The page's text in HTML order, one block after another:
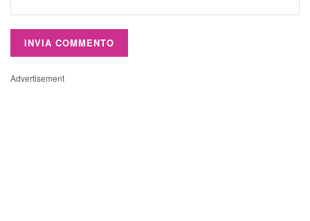
Advertisement